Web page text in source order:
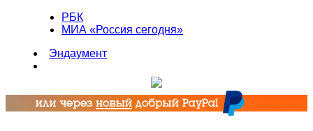
РБК
МИА «Россия сегодня»
Эндаумент